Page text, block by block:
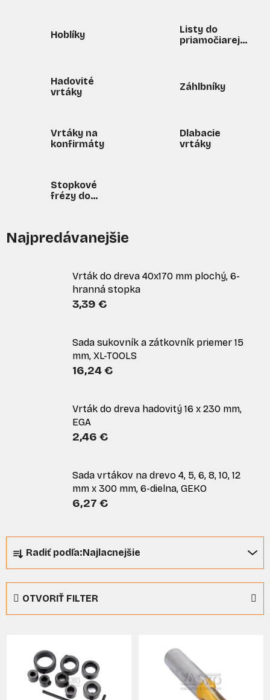
Hoblíky
Listy do
priamočiarej
Hadovité
vrtáky
Záhlbníky
Vrtáky na
konfirmáty
Dlabacie
vrtáky
Stopkové
frézy do
Najpredávanejšie
Vrták do dreva 40x170 mm plochý, 6-
hranná stopka
3,39 €
Sada sukovník a zátkovník priemer 15
mm, XL-TOOLS
16,24 €
Vrták do dreva hadovitý 16 x 230 mm,
EGA
2,46 €
Sada vrtákov na drevo 4, 5, 6, 8, 10, 12
mm x 300 mm, 6-dielna, GEKO
6,27 €
a
n
Radiť podľa:Najlacnejšie
OTVORIŤ FILTER